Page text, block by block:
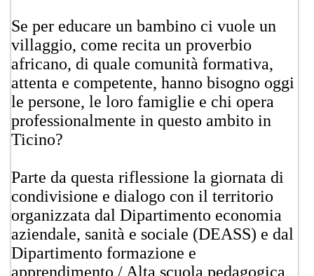
Se per educare un bambino ci vuole un
villaggio, come recita un proverbio
africano, di quale comunità formativa,
attenta e competente, hanno bisogno oggi
le persone, le loro famiglie e chi opera
professionalmente in questo ambito in
Ticino?
Parte da questa riflessione la giornata di
condivisione e dialogo con il territorio
organizzata dal Dipartimento economia
aziendale, sanità e sociale (DEASS) e dal
Dipartimento formazione e
apprendimento / Alta scuola pedagogica